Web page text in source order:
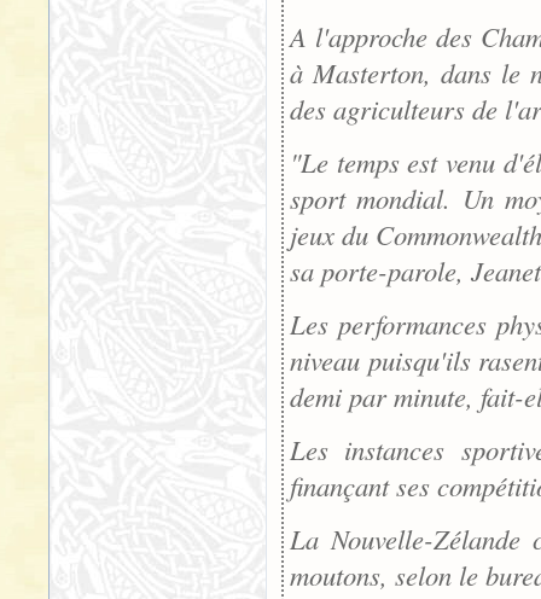
A l'approche des
à Masterton, dans le
des agriculteurs de
"Le temps est venu
sport mondial. Un
jeux du
sa porte-parole,
Les performances
niveau puisqu'ils
demi par minute, fait-
Les instances
finançant ses
La Nouvelle-
moutons, selon le